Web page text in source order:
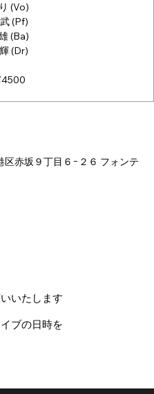
いたします
ブの日時を
(Vo)
(Pf)
(Ba)
(Dr)
赤坂９丁目６−２６ フォンテ